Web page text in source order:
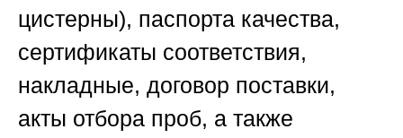
цистерны), паспорта качества,
сертификаты соответствия,
накладные, договор поставки,
акты отбора проб, а также